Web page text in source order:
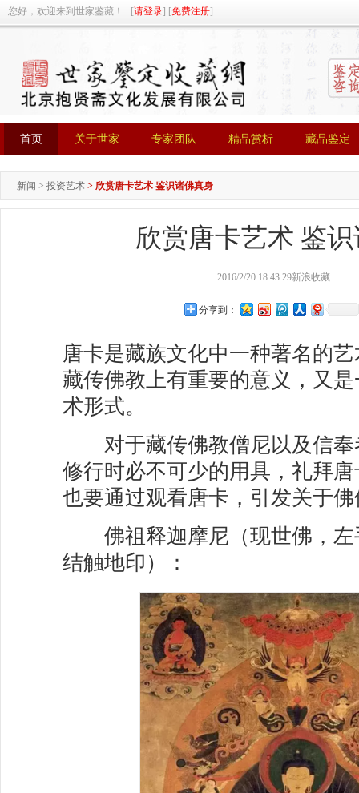
您好，欢迎来到世家鉴藏！ [请登录] [免费注册]
首页
首页
关于世家
关于世家
专家团队
专家团队
精品赏析
精品赏析
藏品鉴定
藏品鉴定
新闻 > 投资艺术 > 欣赏唐卡艺术 鉴识诸佛真身
欣赏唐卡艺术 鉴
2016/2/20 18:43:29新浪收藏
分享到：
唐卡是藏族文化中一种著名的
藏传佛教上有重要的意义，又
术形式。
对于藏传佛教僧尼以及信奉
修行时必不可少的用具，礼拜
也要通过观看唐卡，引发关于
佛祖释迦摩尼（现世佛，左
结触地印）：